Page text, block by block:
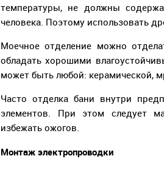
температуры, не должны
человека. Поэтому использовать
Моечное отделение можно
обладать хорошими
может быть любой: керамической,
Часто отделка бани внутри
элементов. При этом следует
избежать ожогов.
Монтаж электропроводки